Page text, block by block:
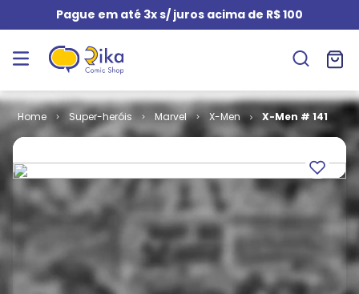
Pague em até 3x s/ juros acima de R$ 100
Super-heróis Marvel X-Men X-Men # 141